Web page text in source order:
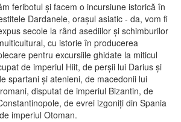
feribotul și facem o incursiune istorică în
Dardanele, orașul asiatic - da, vom fi
secole la rând asediilor și schimburilor
cu istorie în producerea
pentru excursiile ghidate la miticul
de imperiul Hiit, de perșii lui Darius și
spartani și atenieni, de macedonii lui
disputat de imperiul Bizantin, de
de evrei izgoniți din Spania
imperiul Otoman.